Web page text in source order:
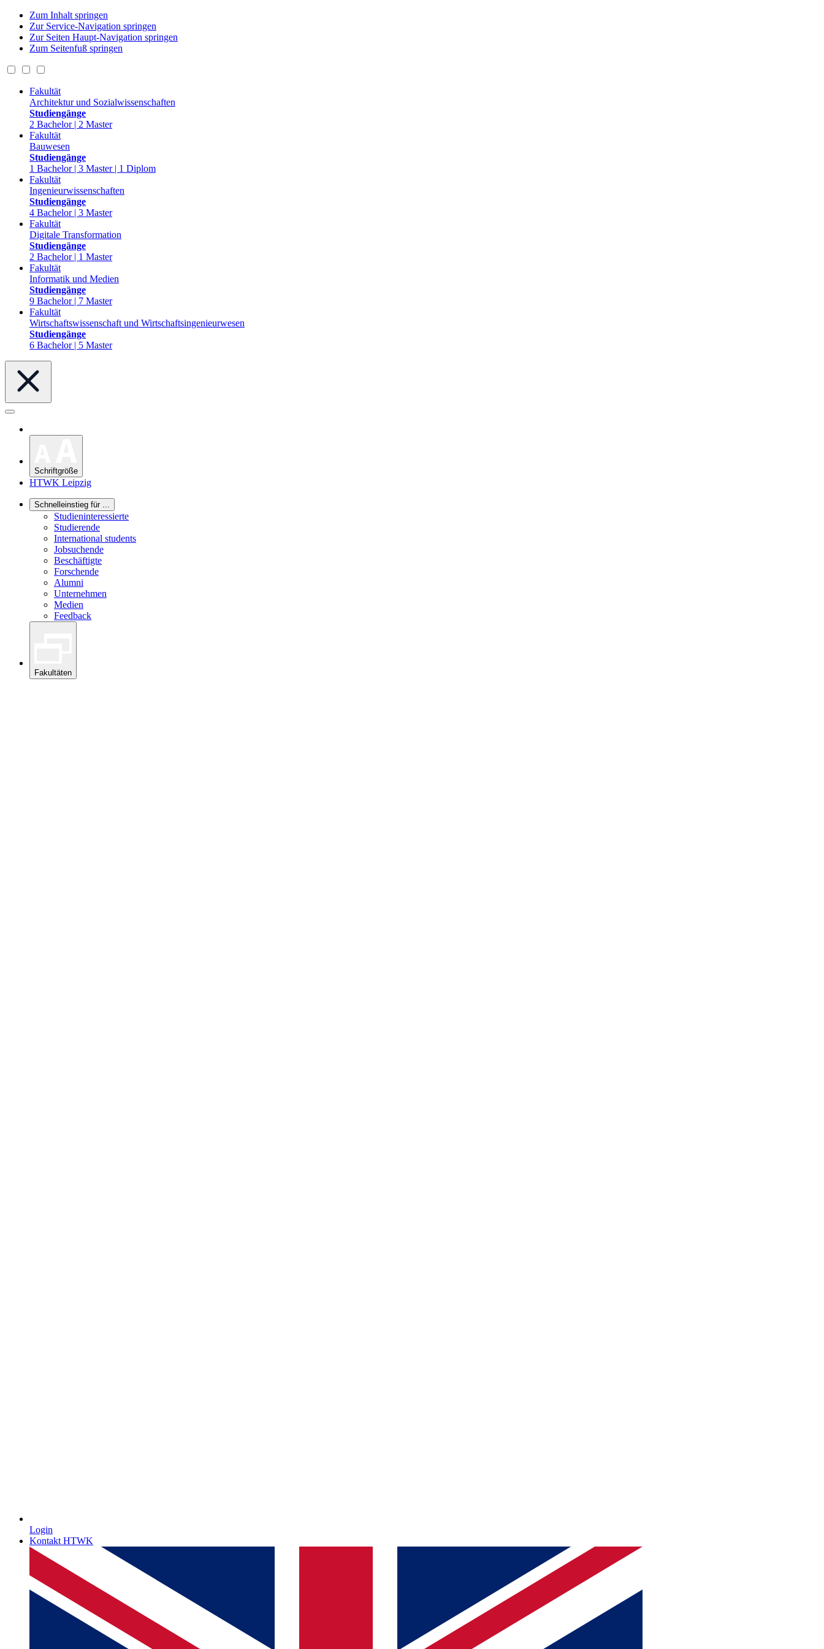
Zum Inhalt springen
Zur Service-Navigation springen
Zur Seiten Haupt-Navigation springen
Zum Seitenfuß springen
Fakultät
Architektur und Sozialwissenschaften
Studiengänge
2 Bachelor | 2 Master
Fakultät
Bauwesen
Studiengänge
1 Bachelor | 3 Master | 1 Diplom
Fakultät
Ingenieurwissenschaften
Studiengänge
4 Bachelor | 3 Master
Fakultät
Digitale Transformation
Studiengänge
2 Bachelor | 1 Master
Fakultät
Informatik und Medien
Studiengänge
9 Bachelor | 7 Master
Fakultät
Wirtschaftswissenschaft und Wirtschaftsingenieurwesen
Studiengänge
6 Bachelor | 5 Master
Schriftgröße
HTWK Leipzig
Schnelleinstieg für ...
Studieninteressierte
Studierende
International students
Jobsuchende
Beschäftigte
Forschende
Alumni
Unternehmen
Medien
Feedback
Fakultäten
Login
Kontakt HTWK